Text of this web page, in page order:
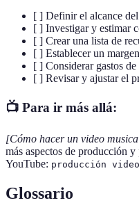
[ ] Definir el alcance
[ ] Investigar y estimar
[ ] Crear una lista de
[ ] Establecer un
[ ] Considerar gastos
[ ] Revisar y ajustar el
📺 Para ir más allá:
[Cómo hacer un video
más aspectos de producción
YouTube: producción
Glossario